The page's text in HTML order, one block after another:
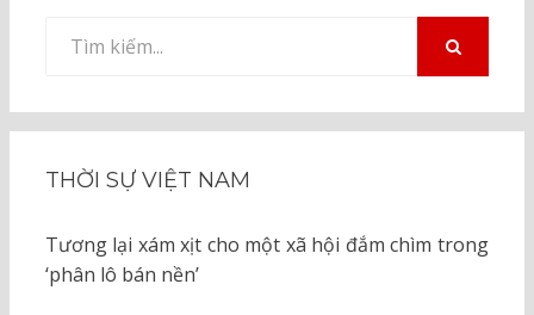
kiếm
THỜI SỰ VIỆT NAM
Tương lại xám xịt cho một xã hội đắm chìm trong
‘phân lô bán nền’